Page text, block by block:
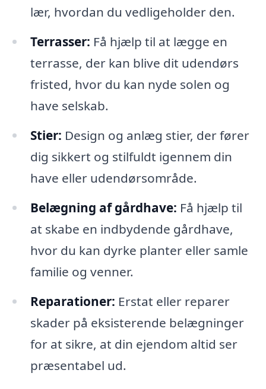
lær, hvordan du vedligeholder den.
Terrasser: Få hjælp til at lægge en
terrasse, der kan blive dit udendørs
fristed, hvor du kan nyde solen og
have selskab.
Stier: Design og anlæg stier, der fører
dig sikkert og stilfuldt igennem din
have eller udendørsområde.
Belægning af gårdhave: Få hjælp til
at skabe en indbydende gårdhave,
hvor du kan dyrke planter eller samle
familie og venner.
Reparationer: Erstat eller reparer
skader på eksisterende belægninger
for at sikre, at din ejendom altid ser
præsentabel ud.